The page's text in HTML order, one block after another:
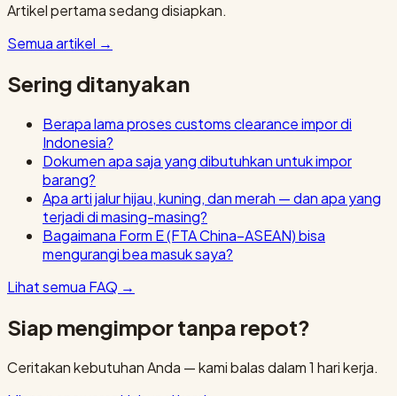
Artikel pertama sedang disiapkan.
Semua artikel →
Sering ditanyakan
Berapa lama proses customs clearance impor di
Indonesia?
Dokumen apa saja yang dibutuhkan untuk impor
barang?
Apa arti jalur hijau, kuning, dan merah — dan apa yang
terjadi di masing-masing?
Bagaimana Form E (FTA China–ASEAN) bisa
mengurangi bea masuk saya?
Lihat semua FAQ →
Siap mengimpor tanpa repot?
Ceritakan kebutuhan Anda — kami balas dalam 1 hari kerja.